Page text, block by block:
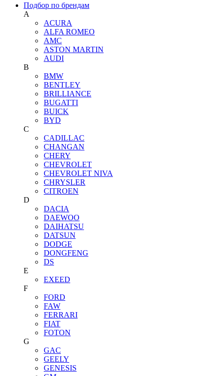
Подбор по брендам
A
ACURA
ALFA ROMEO
AMC
ASTON MARTIN
AUDI
B
BMW
BENTLEY
BRILLIANCE
BUGATTI
BUICK
BYD
C
CADILLAC
CHANGAN
CHERY
CHEVROLET
CHEVROLET NIVA
CHRYSLER
CITROEN
D
DACIA
DAEWOO
DAIHATSU
DATSUN
DODGE
DONGFENG
DS
E
EXEED
F
FORD
FAW
FERRARI
FIAT
FOTON
G
GAC
GEELY
GENESIS